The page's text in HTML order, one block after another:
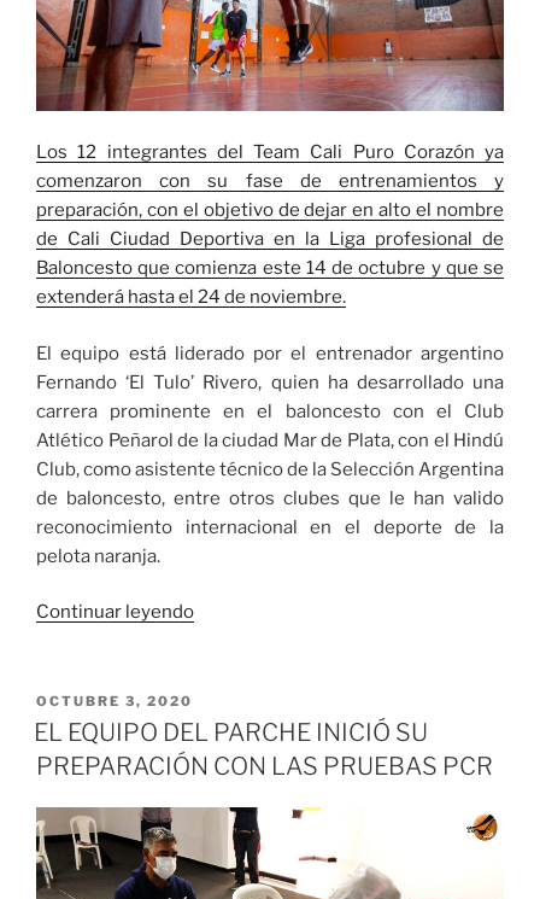
Los 12 integrantes del Team Cali Puro Corazón ya
comenzaron con su fase de entrenamientos y
preparación, con el objetivo de dejar en alto el nombre
de Cali Ciudad Deportiva en la Liga profesional de
Baloncesto que comienza este 14 de octubre y que se
extenderá hasta el 24 de noviembre.
El equipo está liderado por el entrenador argentino
Fernando ‘El Tulo’ Rivero, quien ha desarrollado una
carrera prominente en el baloncesto con el Club
Atlético Peñarol de la ciudad Mar de Plata, con el Hindú
Club, como asistente técnico de la Selección Argentina
de baloncesto, entre otros clubes que le han valido
reconocimiento internacional en el deporte de la
pelota naranja.
Continuar leyendo«El
Corazón’
comenzó
de
a
PUBLICADO
EL
OCTUBRE 3, 2020
EL EQUIPO DEL PARCHE INICIÓ SU
PREPARACIÓN CON LAS PRUEBAS PCR